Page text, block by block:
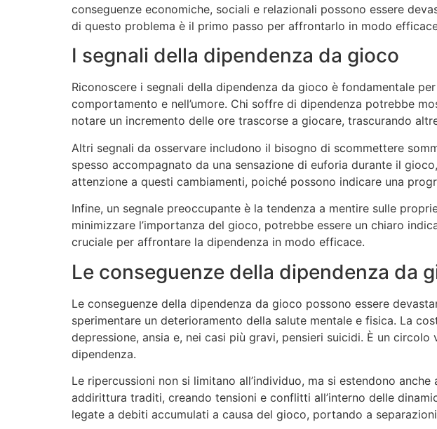
conseguenze economiche, sociali e relazionali possono essere
di questo problema è il primo passo per affrontarlo in modo
I segnali della dipendenza da gioco
Riconoscere i segnali della dipendenza da gioco è fondamentale
comportamento e nell’umore. Chi soffre di dipendenza potrebbe
notare un incremento delle ore trascorse a giocare, trascurando
Altri segnali da osservare includono il bisogno di scommettere
spesso accompagnato da una sensazione di euforia durante il
attenzione a questi cambiamenti, poiché possono indicare una
Infine, un segnale preoccupante è la tendenza a mentire sulle
minimizzare l’importanza del gioco, potrebbe essere un chiaro
cruciale per affrontare la dipendenza in modo efficace.
Le conseguenze della dipendenza da
Le conseguenze della dipendenza da gioco possono essere
sperimentare un deterioramento della salute mentale e fisica. La
depressione, ansia e, nei casi più gravi, pensieri suicidi. È un
dipendenza.
Le ripercussioni non si limitano all’individuo, ma si estendono
addirittura traditi, creando tensioni e conflitti all’interno delle
legate a debiti accumulati a causa del gioco, portando a